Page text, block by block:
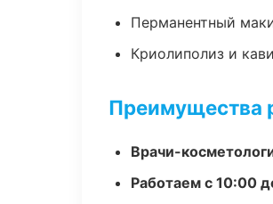
Перманентный
Криолиполиз и
Преимущества
Врачи-
Работаем с 10:00